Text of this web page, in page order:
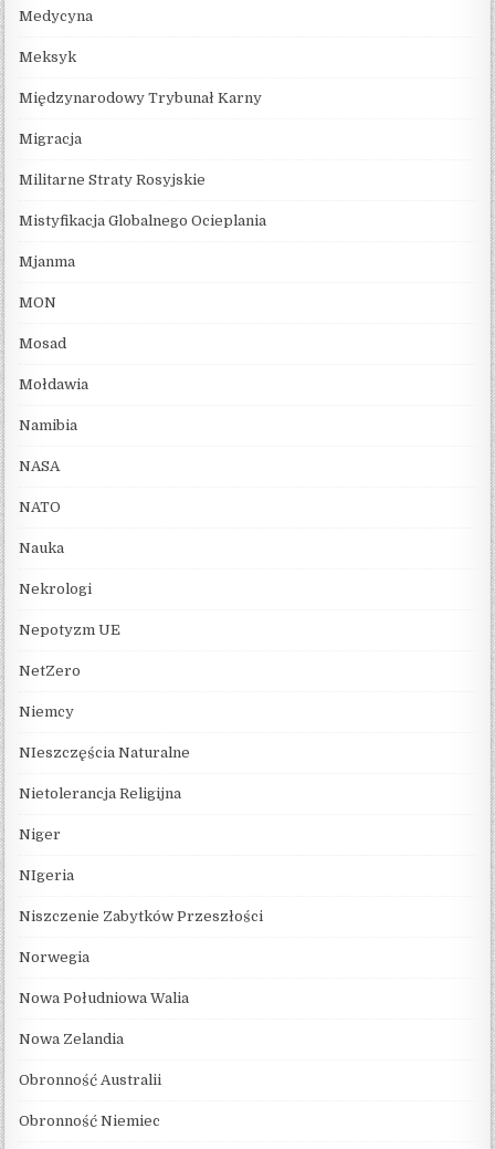
Medycyna
Meksyk
Międzynarodowy Trybunał Karny
Migracja
Militarne Straty Rosyjskie
Mistyfikacja Globalnego Ocieplania
Mjanma
MON
Mosad
Mołdawia
Namibia
NASA
NATO
Nauka
Nekrologi
Nepotyzm UE
NetZero
Niemcy
NIeszczęścia Naturalne
Nietolerancja Religijna
Niger
NIgeria
Niszczenie Zabytków Przeszłości
Norwegia
Nowa Południowa Walia
Nowa Zelandia
Obronność Australii
Obronność Niemiec